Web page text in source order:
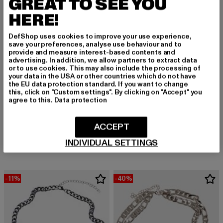
KK Retro Kani Lavapearl Bracelet
Derzeitiger Preis: 26,09 EUR
29,99 EURAktionspreis: 29,99 EUR
URBAN CLASSICS
17,99 EUR
Derzeitiger Preis: 17,99 EUR
29,99 EUR
-11% -40%
GREAT TO SEE YOU
HERE!
DefShop uses cookies to improve your use experience,
save your preferences, analyse use behaviour and to
provide and measure interest-based contents and
advertising. In addition, we allow partners to extract data
or to use cookies. This may also include the processing of
your data in the USA or other countries which do not have
the EU data protection standard. If you want to change
this, click on "Custom settings". By clicking on "Accept" you
agree to this. Data protection
INDIVIDUAL SETTINGS
ACCEPT